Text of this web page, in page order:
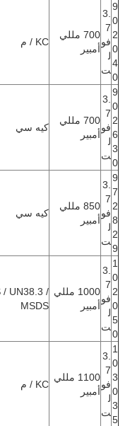
9
0
2
0
4
0
3.
7
فو
ل
ت
700 مللي
أمبير
KC / م
9
0
2
6
3
0
3.
7
فو
ل
ت
700 مللي
أمبير
كيه سي
9
7
2
8
2
9
3.
7
فو
ل
ت
850 مللي
أمبير
كيه سي
1
0
2
0
5
0
3.
7
فو
ل
ت
1000 مللي
أمبير
/ UN38.3 /
MSDS
1
0
3
0
3
5
3.
7
فو
ل
ت
1100 مللي
أمبير
KC / م